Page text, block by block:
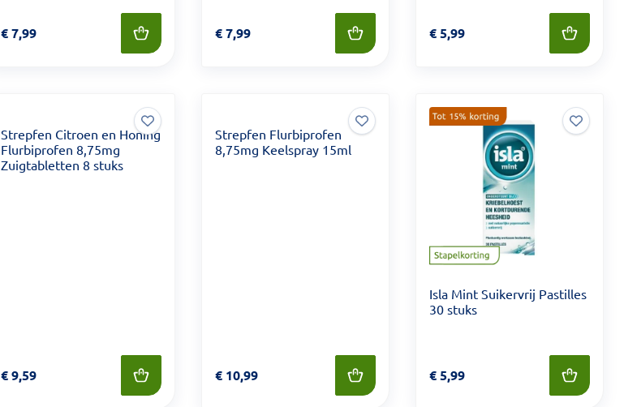
Prijs: € 7,99
€7,99 Prijs: € 7,99
€7,99 Prijs: € 5,99
€5,99
Strepfen Citroen en Honing
Flurbiprofen 8,75mg
Zuigtabletten 8 stuks
Prijs: € 9,59
€9,59
Strepfen Flurbiprofen
8,75mg Keelspray 15ml
Prijs: € 10,99
€ 10,99
Isla Mint Suikervrij Pastilles
30 stuks
Prijs: € 5,99
€5,99